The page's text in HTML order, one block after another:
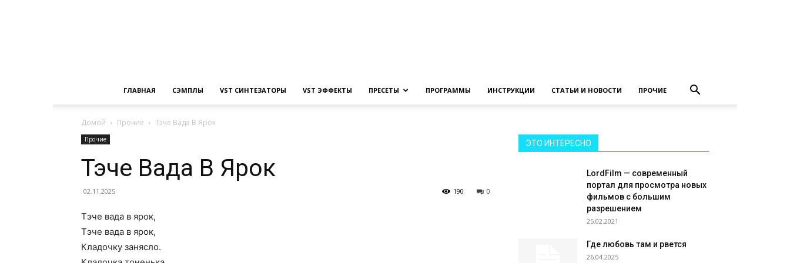
ГЛАВНАЯ СЭМПЛЫ VST СИНТЕЗАТОРЫ VST ЭФФЕКТЫ ПРЕСЕТЫ ПРОГРАММЫ ИНСТРУКЦИИ СТАТЬИ И НОВОСТИ ПРОЧИЕ
Домой Прочие Тэче Вада В Ярок
Прочие
Тэче Вада В Ярок
02.11.2025 0
190
Тэче вада в ярок,
Тэче вада в ярок,
Кладочку занясло.
ЭТО ИНТЕРЕСНО
LordFilm — современный
портал для просмотра новых
фильмов с большим
разрешением
25.02.2021
Где любовь там и рвется
26.04.2025